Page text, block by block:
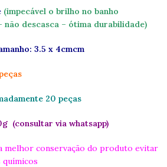
(impecável o brilho no banho
não descasca – ótima durabilidade)
3.5 x 4cmcm
20 peças
(consultar via whatsapp)
melhor conservação do produto evitar